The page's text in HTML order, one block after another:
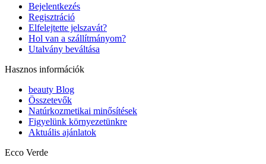
Bejelentkezés
Regisztráció
Elfelejtette jelszavát?
Hol van a szállítmányom?
Utalvány beváltása
Hasznos információk
beauty Blog
Összetevők
Natúrkozmetikai minősítések
Figyelünk környezetünkre
Aktuális ajánlatok
Ecco Verde